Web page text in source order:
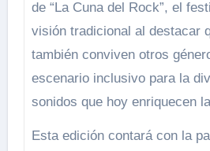
de “La Cuna del Rock”, el
visión tradicional al destacar
también conviven otros
escenario inclusivo para la
sonidos que hoy enriquecen
Esta edición contará con la